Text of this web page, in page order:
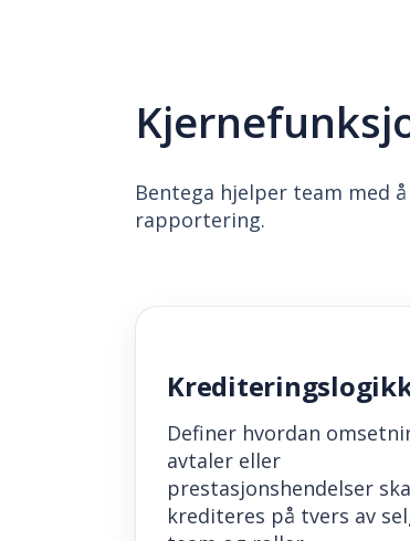
Bentega hjelper team med
rapportering.
Definer hvordan
avtaler eller
prestasjonshendelser
krediteres på tvers av